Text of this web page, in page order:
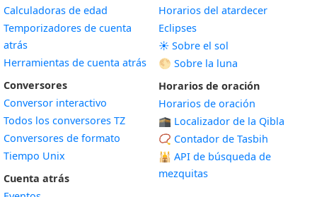
Calculadoras de edad
Temporizadores de cuenta
atrás
Herramientas de cuenta atrás
Conversores
Conversor interactivo
Todos los conversores TZ
Conversores de formato
Tiempo Unix
Cuenta atrás
Horarios del atardecer
Eclipses
☀️ Sobre el sol
🌕 Sobre la luna
Horarios de oración
Horarios de oración
🕋 Localizador de la Qibla
📿 Contador de Tasbih
🕌 API de búsqueda de
mezquitas